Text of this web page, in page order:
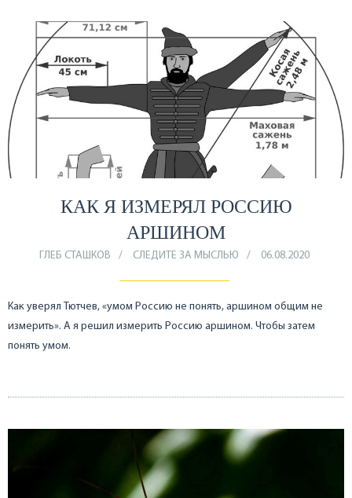
КАК Я ИЗМЕРЯЛ РОССИЮ
АРШИНОМ
ГЛЕБ СТАШКОВ СЛЕДИТЕ ЗА МЫСЛЬЮ 06.08.2020
Как уверял Тютчев, «умом Россию не понять, аршином общим не
измерить». А я решил измерить Россию аршином. Чтобы затем
понять умом.